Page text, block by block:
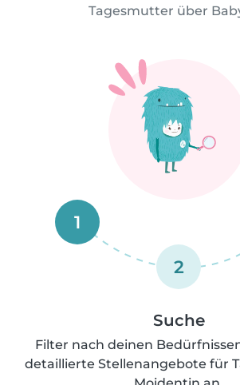
Tagesmutter über
1
2
Suche
Filter nach deinen
detaillierte Stellenangebote für